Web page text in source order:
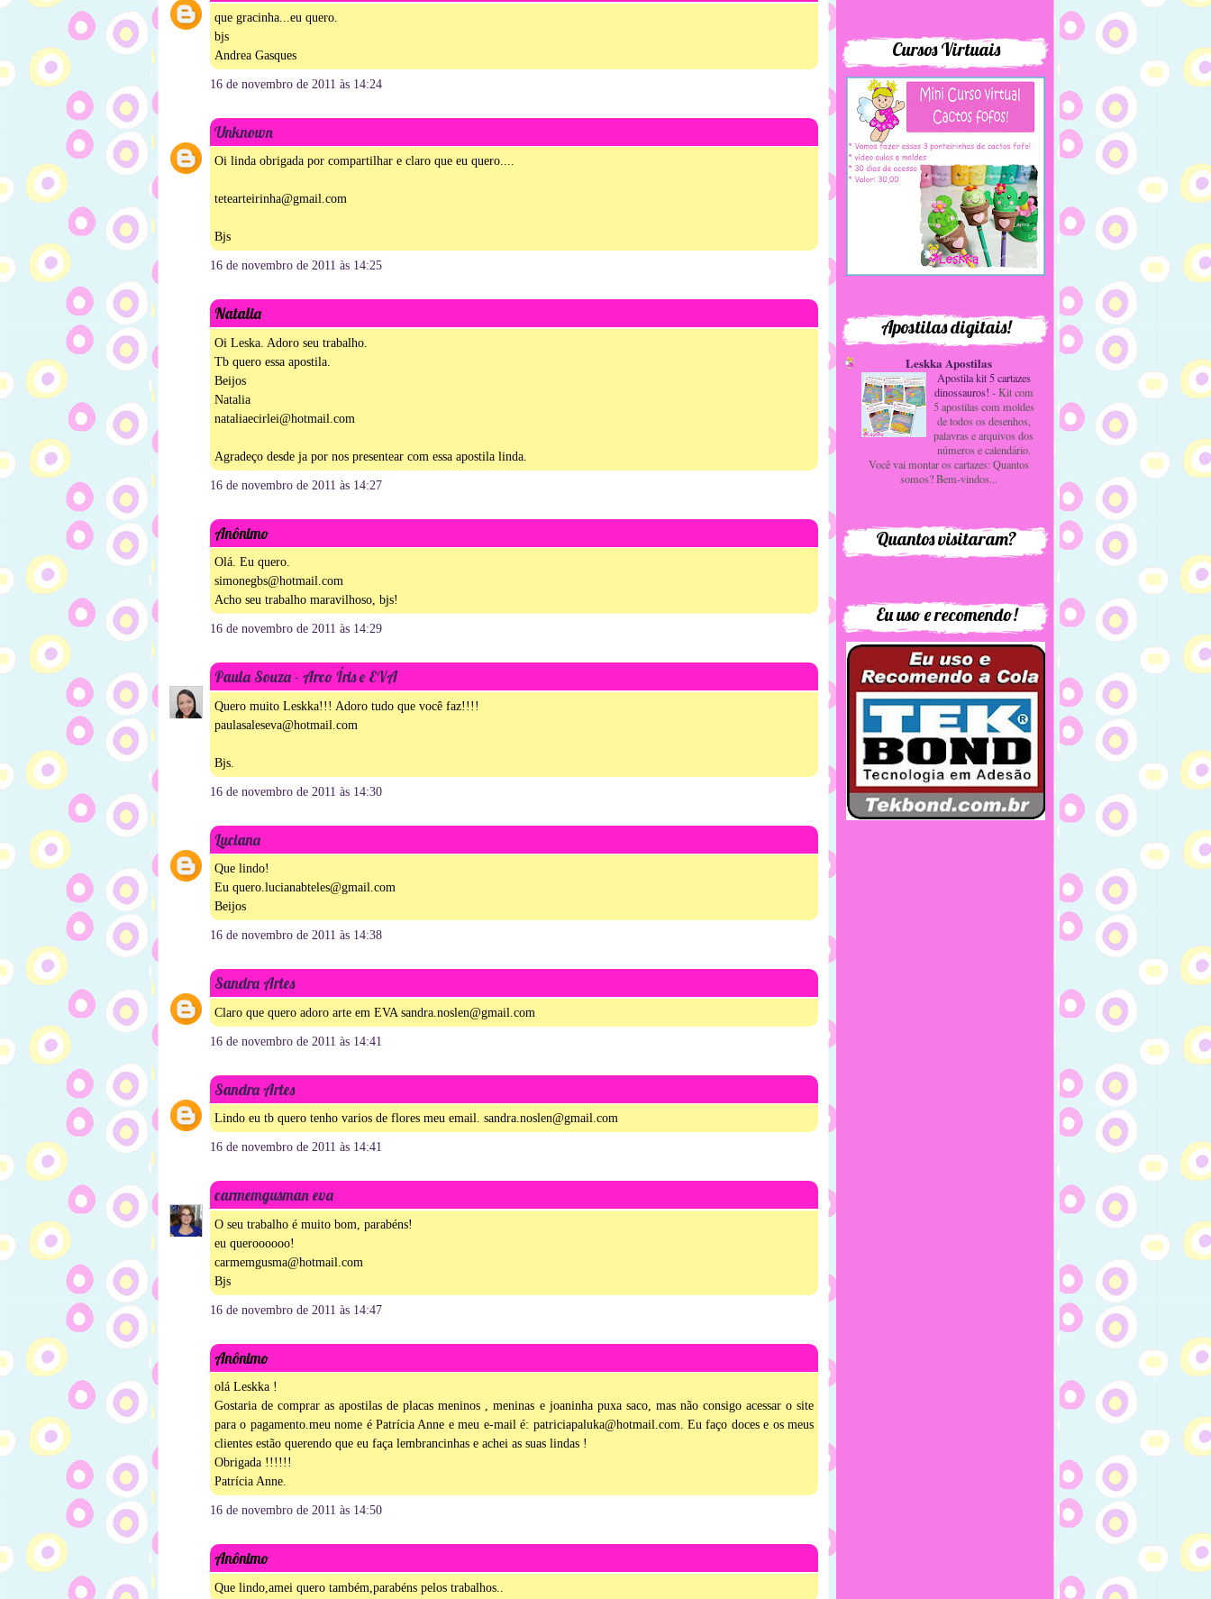
que gracinha...eu quero.
bjs
Andrea Gasques
16 de novembro de 2011 às 14:24
Unknown
Oi linda obrigada por compartilhar e claro que eu quero....
tetearteirinha@gmail.com
Bjs
16 de novembro de 2011 às 14:25
Natalia
Oi Leska. Adoro seu trabalho.
Tb quero essa apostila.
Beijos
Natalia
nataliaecirlei@hotmail.com
Agradeço desde ja por nos presentear com essa apostila linda.
16 de novembro de 2011 às 14:27
Anônimo
Olá. Eu quero.
simonegbs@hotmail.com
Acho seu trabalho maravilhoso, bjs!
16 de novembro de 2011 às 14:29
Paula Souza - Arco Íris e EVA
Quero muito Leskka!!! Adoro tudo que você faz!!!!
paulasaleseva@hotmail.com
Bjs.
16 de novembro de 2011 às 14:30
Luciana
Que lindo!
Eu quero.lucianabteles@gmail.com
Beijos
16 de novembro de 2011 às 14:38
Sandra Artes
Claro que quero adoro arte em EVA sandra.noslen@gmail.com
16 de novembro de 2011 às 14:41
Sandra Artes
Lindo eu tb quero tenho varios de flores meu email. sandra.noslen@gmail.com
16 de novembro de 2011 às 14:41
carmemgusman eva
O seu trabalho é muito bom, parabéns!
eu queroooooo!
carmemgusma@hotmail.com
Bjs
16 de novembro de 2011 às 14:47
Anônimo
olá Leskka !
Gostaria de comprar as apostilas de placas meninos , meninas e joaninha puxa saco, mas não consigo acessar o site
para o pagamento.meu nome é Patrícia Anne e meu e-mail é: patriciapaluka@hotmail.com. Eu faço doces e os meus
clientes estão querendo que eu faça lembrancinhas e achei as suas lindas !
Obrigada !!!!!!
Patrícia Anne.
16 de novembro de 2011 às 14:50
Anônimo
Que lindo,amei quero também,parabéns pelos trabalhos..
Cursos Virtuais
Apostilas digitais!
Leskka Apostilas
Apostila kit 5 cartazes
dinossauros! -Kit com
5 apostilas com moldes
de todos os desenhos,
palavras e arquivos dos
números e calendário.
Você vai montar os cartazes: Quantos
somos? Bem-vindos...
Quantos visitaram?
Eu uso e recomendo!